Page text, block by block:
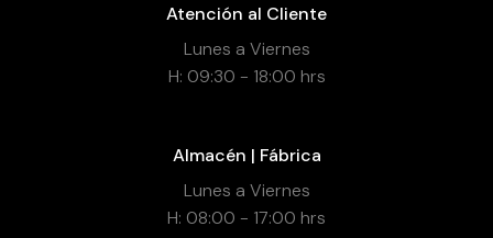
Atención al Cliente
Lunes a Viernes
H: 09:30 - 18:00 hrs
Almacén | Fábrica
Lunes a Viernes
H: 08:00 - 17:00 hrs